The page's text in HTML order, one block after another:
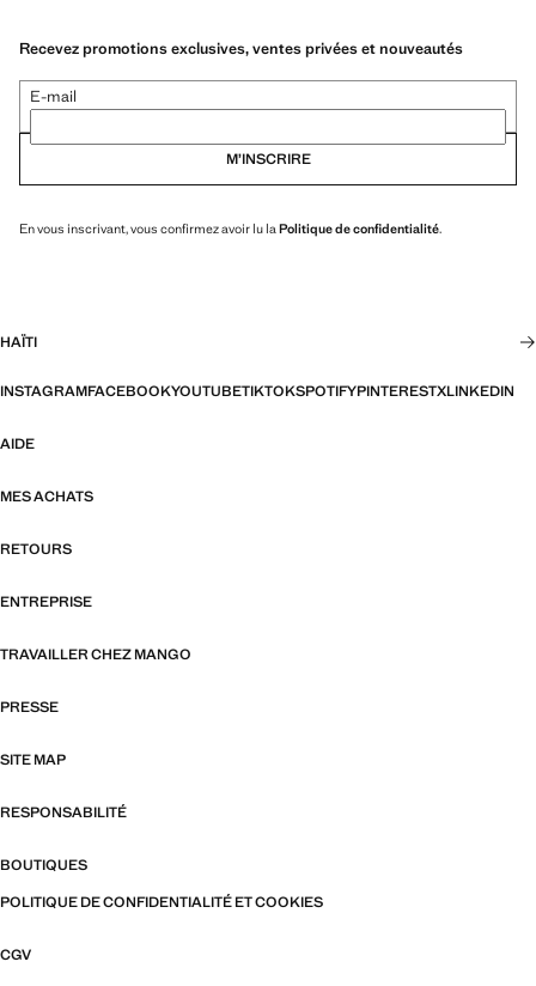
Recevez promotions exclusives, ventes privées et nouveautés
E-mail
M’INSCRIRE
En vous inscrivant, vous confirmez avoir lu la Politique de confidentialité.
HAÏTI
INSTAGRAMFACEBOOKYOUTUBETIKTOKSPOTIFYPINTERESTXLINKEDIN
AIDE
MES ACHATS
RETOURS
ENTREPRISE
TRAVAILLER CHEZ MANGO
PRESSE
SITE MAP
RESPONSABILITÉ
BOUTIQUES
POLITIQUE DE CONFIDENTIALITÉ ET COOKIES
CGV